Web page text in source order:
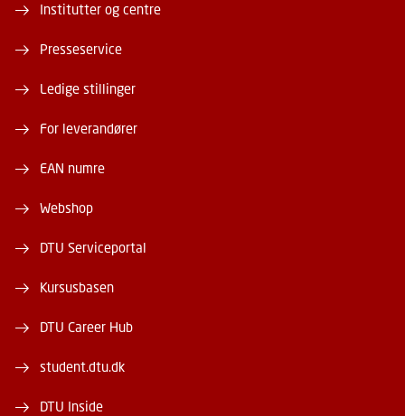
Institutter og centre
Presseservice
Ledige stillinger
For leverandører
EAN numre
Webshop
DTU Serviceportal
Kursusbasen
DTU Career Hub
student.dtu.dk
DTU Inside